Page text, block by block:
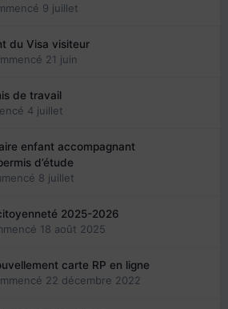
9 juillet
du Visa visiteur
21 juin
de travail
4 juillet
enfant accompagnant
d’étude
8 juillet
2025-2026
18 août 2025
carte RP en ligne
22 décembre 2022